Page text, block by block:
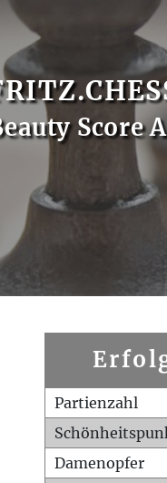
Score
Partienzahl
Damenopfer